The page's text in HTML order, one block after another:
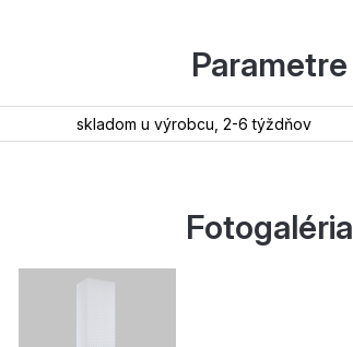
Parametre
skladom u výrobcu, 2-6 týždňov
Fotogaléria